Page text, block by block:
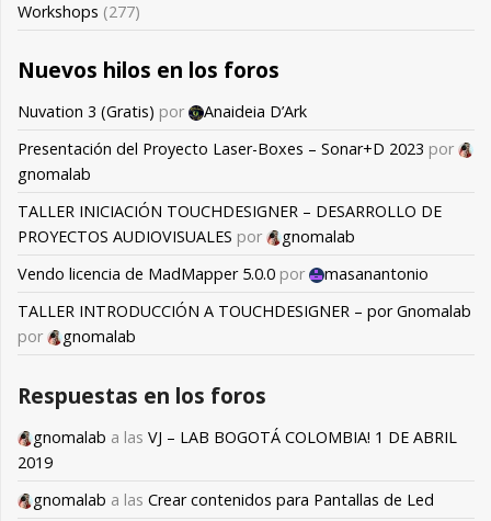
Workshops (277)
Nuevos hilos en los foros
Nuvation 3 (Gratis) por
Anaideia D’Ark
Presentación del Proyecto Laser-Boxes – Sonar+D 2023 por
gnomalab
TALLER INICIACIÓN TOUCHDESIGNER – DESARROLLO DE
PROYECTOS AUDIOVISUALES por
gnomalab
Vendo licencia de MadMapper 5.0.0 por
masanantonio
TALLER INTRODUCCIÓN A TOUCHDESIGNER – por Gnomalab
por
gnomalab
Respuestas en los foros
gnomalab a las VJ – LAB BOGOTÁ COLOMBIA! 1 DE ABRIL
2019
gnomalab a las Crear contenidos para Pantallas de Led